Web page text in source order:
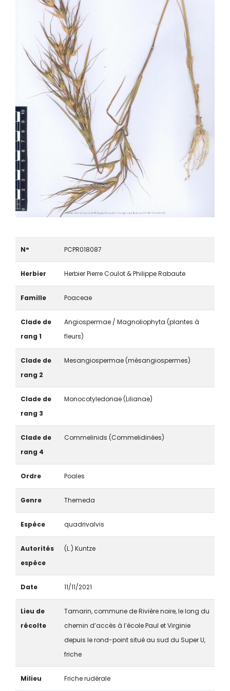
N° PCPR018087
Herbier Herbier Pierre Coulot & Philippe Rabaute
Famille Poaceae
Clade de
rang 1
Angiospermae / Magnoliophyta (plantes à
fleurs)
Clade de
rang 2
Mesangiospermae (mésangiospermes)
Clade de
rang 3
Monocotyledonae (Lilianae)
Clade de
rang 4
Commelinids (Commelidinées)
Ordre Poales
Genre Themeda
Espèce quadrivalvis
Autorités
espèce
(L.) Kuntze
Date 11/11/2021
Lieu de
récolte
Tamarin, commune de Rivière noire, le long du
chemin d’accès à l’école Paul et Virginie
depuis le rond-point situé au sud du Super U,
friche
Milieu Friche rudérale